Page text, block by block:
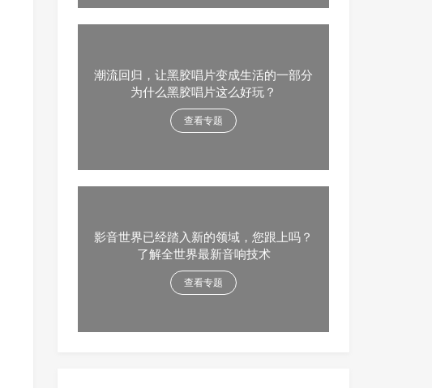
潮流回归，让黑胶唱片变成生活的一部分
为什么黑胶唱片这么好玩？
查看专题
影音世界已经踏入新的领域，您跟上吗？
了解全世界最新音响技术
查看专题